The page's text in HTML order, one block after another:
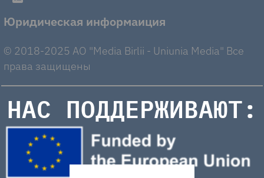
Юридическая информаиция
© 2018-2025 AO "Media Birlii - Uniunia Media" Все
права защищены
НАС ПОДДЕРЖИВАЮТ: